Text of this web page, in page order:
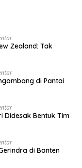
Zealand: Tak
di Pantai
Didesak Bentuk Tim
di Banten